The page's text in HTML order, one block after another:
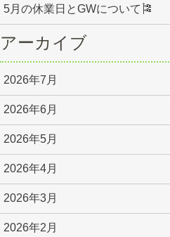
5月の休業日とGWについて🎏
アーカイブ
2026年7月
2026年6月
2026年5月
2026年4月
2026年3月
2026年2月